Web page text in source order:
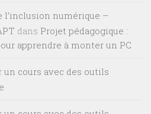
l’inclusion numérique –
dans Projet pédagogique :
apprendre à monter un PC
un cours avec des outils